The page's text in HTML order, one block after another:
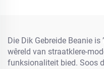
Die Dik Gebreide Beanie
wêreld van straatklere-
funksionaliteit bied. Soos